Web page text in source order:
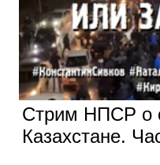
Стрим НПСР о
Казахстане.